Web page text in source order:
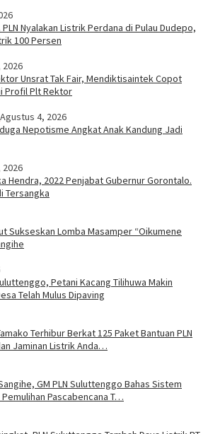
Nyalakan Listrik Perdana di Pulau Dudepo,
100 Persen
Unsrat Tak Fair, Mendiktisaintek Copot
Profil Plt Rektor
Agustus 4, 2026
Nepotisme Angkat Anak Kandung Jadi
Hendra, 2022 Penjabat Gubernur Gorontalo.
Tersangka
Sukseskan Lomba Masamper “Oikumene
Petani Kacang Tilihuwa Makin
Telah Mulus Dipaving
Terhibur Berkat 125 Paket Bantuan PLN
Jaminan Listrik Anda…
GM PLN Suluttenggo Bahas Sistem
Pascabencana T…